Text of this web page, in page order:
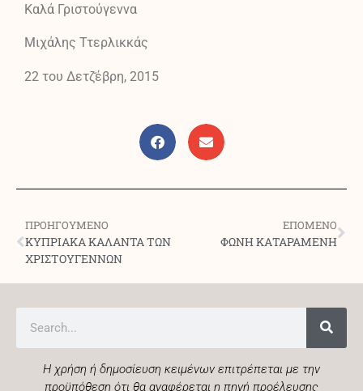
Καλά Γριστούγεννα
Μιχάλης Ττερλικκάς
22 του Δετζ̆έβρη, 2015
ΠΡΟΗΓΟΥΜΕΝΟ
ΚΥΠΡΙΑΚΑ ΚΑΛΑΝΤΑ ΤΩΝ
ΧΡΙΣΤΟΥΓΕΝΝΩΝ
ΕΠΟΜΕΝΟ
ΦΩΝΗ ΚΑΤΑΡΑΜΕΝΗ
Η χρήση ή δημοσίευση κειμένων επιτρέπεται με την
προϋπόθεση ότι θα αναφέρεται η πηγή προέλευσης